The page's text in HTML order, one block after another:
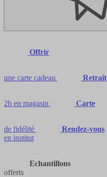
Offrir
une carte cadeau Retrait
2h en magasin Carte
de fidélité
Rendez-vous
en institut
Echantillons
offerts